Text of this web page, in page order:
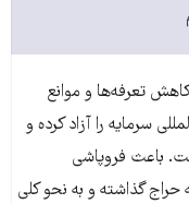
تعرفه‌ها و موانع
سرمایه را آزاد کرده و
باعث فروپاشی
گذاشته و به نحو کلی